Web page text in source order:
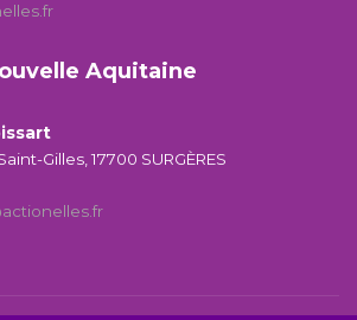
Aquitaine
Gilles, 17700 SURGÈRES